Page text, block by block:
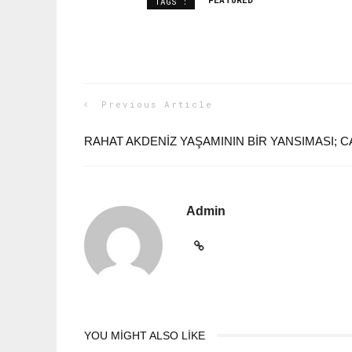
Previous Article
RAHAT AKDENIZ YAŞAMININ BIR YANSIMASI;
Admin
YOU MIGHT ALSO LIKE